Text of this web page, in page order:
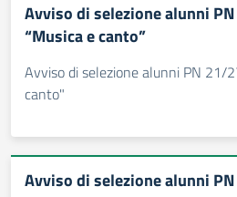
Avviso di selezione alunni
“Musica e canto”
Avviso di selezione alunni PN 21/
canto"
Avviso di selezione alunni